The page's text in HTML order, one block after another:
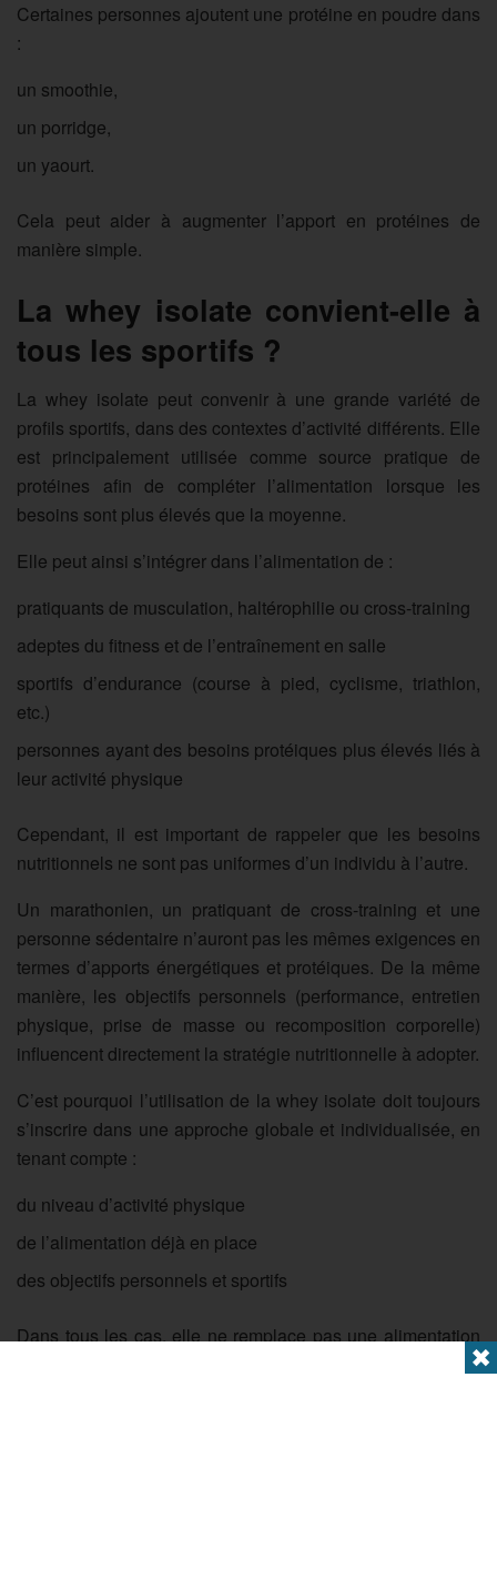
Certaines personnes ajoutent une protéine en poudre dans
:
un smoothie,
un porridge,
un yaourt.
Cela peut aider à augmenter l’apport en protéines de
manière simple.
La whey isolate convient-elle à
tous les sportifs ?
La whey isolate peut convenir à une grande variété de
profils sportifs, dans des contextes d’activité différents. Elle
est principalement utilisée comme source pratique de
protéines afin de compléter l’alimentation lorsque les
besoins sont plus élevés que la moyenne.
Elle peut ainsi s’intégrer dans l’alimentation de :
pratiquants de musculation, haltérophilie ou cross-training
adeptes du fitness et de l’entraînement en salle
sportifs d’endurance (course à pied, cyclisme, triathlon,
etc.)
personnes ayant des besoins protéiques plus élevés liés à
leur activité physique
Cependant, il est important de rappeler que les besoins
nutritionnels ne sont pas uniformes d’un individu à l’autre.
Un marathonien, un pratiquant de cross-training et une
personne sédentaire n’auront pas les mêmes exigences en
termes d’apports énergétiques et protéiques. De la même
manière, les objectifs personnels (performance, entretien
physique, prise de masse ou recomposition corporelle)
influencent directement la stratégie nutritionnelle à adopter.
C’est pourquoi l’utilisation de la whey isolate doit toujours
s’inscrire dans une approche globale et individualisée, en
tenant compte :
du niveau d’activité physique
de l’alimentation déjà en place
des objectifs personnels et sportifs
Dans tous les cas, elle ne remplace pas une alimentation
équilibrée, mais peut constituer un outil complémentaire✖